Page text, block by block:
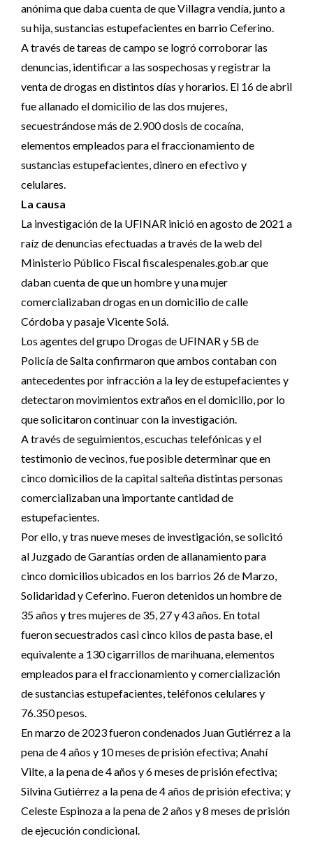
anónima que daba cuenta de que Villagra vendía, junto a
su hija, sustancias estupefacientes en barrio Ceferino.
A través de tareas de campo se logró corroborar las
denuncias, identificar a las sospechosas y registrar la
venta de drogas en distintos días y horarios. El 16 de abril
fue allanado el domicilio de las dos mujeres,
secuestrándose más de 2.900 dosis de cocaína,
elementos empleados para el fraccionamiento de
sustancias estupefacientes, dinero en efectivo y
celulares.
La causa
La investigación de la UFINAR inició en agosto de 2021 a
raíz de denuncias efectuadas a través de la web del
Ministerio Público Fiscal fiscalespenales.gob.ar que
daban cuenta de que un hombre y una mujer
comercializaban drogas en un domicilio de calle
Córdoba y pasaje Vicente Solá.
Los agentes del grupo Drogas de UFINAR y 5B de
Policía de Salta confirmaron que ambos contaban con
antecedentes por infracción a la ley de estupefacientes y
detectaron movimientos extraños en el domicilio, por lo
que solicitaron continuar con la investigación.
A través de seguimientos, escuchas telefónicas y el
testimonio de vecinos, fue posible determinar que en
cinco domicilios de la capital salteña distintas personas
comercializaban una importante cantidad de
estupefacientes.
Por ello, y tras nueve meses de investigación, se solicitó
al Juzgado de Garantías orden de allanamiento para
cinco domicilios ubicados en los barrios 26 de Marzo,
Solidaridad y Ceferino. Fueron detenidos un hombre de
35 años y tres mujeres de 35, 27 y 43 años. En total
fueron secuestrados casi cinco kilos de pasta base, el
equivalente a 130 cigarrillos de marihuana, elementos
empleados para el fraccionamiento y comercialización
de sustancias estupefacientes, teléfonos celulares y
76.350 pesos.
En marzo de 2023 fueron condenados Juan Gutiérrez a la
pena de 4 años y 10 meses de prisión efectiva; Anahí
Vilte, a la pena de 4 años y 6 meses de prisión efectiva;
Silvina Gutiérrez a la pena de 4 años de prisión efectiva; y
Celeste Espinoza a la pena de 2 años y 8 meses de prisión
de ejecución condicional.